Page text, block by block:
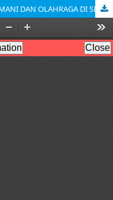
ETIKA DAN MORAL PENDIDIKAN JASMANI DAN OLAHRAGA DI SD DALAM MEMBENTUK KARAKTER BANGSA